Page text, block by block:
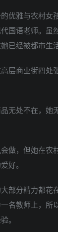
雅与农村女
国语老师。虽
已经被都市生
商业街四处
处不在，她
，但她在农
好。
分精力都花
名教师上，所
。